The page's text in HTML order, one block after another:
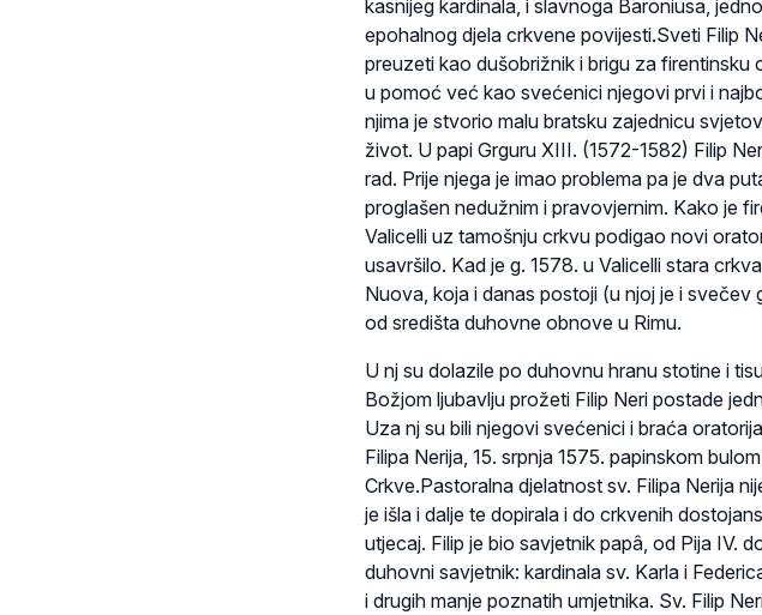
kasnijeg kardinala, i slavnoga Baroniusa,
epohalnog djela crkvene povijesti.Sveti Filip
preuzeti kao dušobrižnik i brigu za firentinsku
u pomoć već kao svećenici njegovi prvi i
njima je stvorio malu bratsku zajednicu
život. U papi Grguru XIII. (1572-1582) Filip
rad. Prije njega je imao problema pa je dva
proglašen nedužnim i pravovjernim. Kako je
Valicelli uz tamošnju crkvu podigao novi
usavršilo. Kad je g. 1578. u Valicelli stara
Nuova, koja i danas postoji (u njoj je i
od središta duhovne obnove u Rimu.
U nj su dolazile po duhovnu hranu stotine i
Božjom ljubavlju prožeti Filip Neri postade
Uza nj su bili njegovi svećenici i braća
Filipa Nerija, 15. srpnja 1575. papinskom
Crkve.Pastoralna djelatnost sv. Filipa Nerija
je išla i dalje te dopirala i do crkvenih
utjecaj. Filip je bio savjetnik papâ, od Pija IV.
duhovni savjetnik: kardinala sv. Karla i
i drugih manje poznatih umjetnika. Sv. Filip